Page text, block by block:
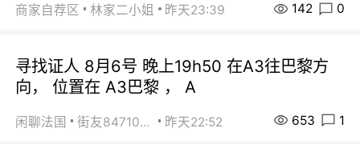
商家自荐区 林家二小姐 昨天23:39 142 0
寻找证人 8月6号 晚上19h50 在A3往巴黎方
向， 位置在 A3巴黎 ， A
闲聊法国 街友84710671 昨天22:52 653 1